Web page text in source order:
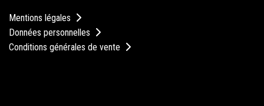
Mentions légales
Données personnelles
Conditions générales de vente